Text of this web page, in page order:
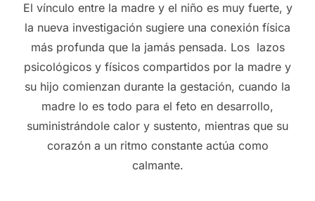
El vínculo entre la madre y el niño es muy fuerte, y
la nueva investigación sugiere una conexión física
más profunda que la jamás pensada. Los lazos
psicológicos y físicos compartidos por la madre y
su hijo comienzan durante la gestación, cuando la
madre lo es todo para el feto en desarrollo,
suministrándole calor y sustento, mientras que su
corazón a un ritmo constante actúa como
calmante.